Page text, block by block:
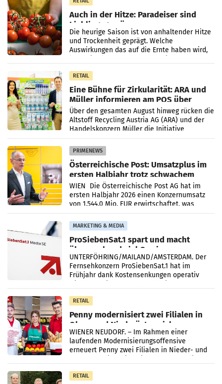
Auch in der Hitze: Paradeiser sind
Lieblingsgemüse
Die heurige Saison ist von anhaltender Hitze
und Trockenheit geprägt. Welche
Auswirkungen das auf die Ernte haben wird,
RETAIL
Eine Bühne für Zirkularität: ARA und
Müller informieren am POS über
Kreislauffähigkeit
Über den gesamten August hinweg rücken die
Altstoff Recycling Austria AG (ARA) und der
Handelskonzern Müller die Initiative
„Kreislauf-Helden“ in allen österreichischen
Müller-Filialen
PRIMENEWS
Österreichische Post: Umsatzplus im
ersten Halbjahr trotz schwachem
Briefgeschäft
WIEN Die Österreichische Post AG hat im
ersten Halbjahr 2026 einen Konzernumsatz
von 1.544,0 Mio. EUR erwirtschaftet, was
einem Plus von 3,8 Prozent gegenüber dem
Vergleichszeitraum
MARKETING & MEDIA
ProSiebenSat.1 spart und macht
überraschend viel Gewinn
UNTERFÖHRING/MAILAND/AMSTERDAM. Der
Fernsehkonzern ProSiebenSat.1 hat im
Frühjahr dank Kostensenkungen operativ
RETAIL
Penny modernisiert zwei Filialen in
Ober- und Niederösterreich
WIENER NEUDORF. – Im Rahmen einer
laufenden Modernisierungsoffensive
erneuert Penny zwei Filialen in Nieder- und
RETAIL